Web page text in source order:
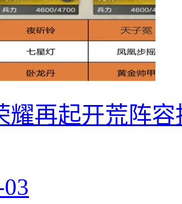
耀再起开荒阵